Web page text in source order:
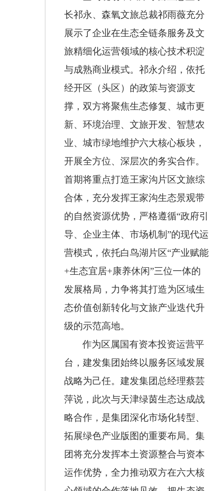
长祁永、森氧文旅总裁祁雨薇充分
展示了企业在生态全链条服务及文
旅精细化运营领域的核心技术积淀
与成熟商业模式。祁永介绍，依托
经开区（头区）的政策与资源支
撑，双方将聚焦生态修复、城市更
新、环境治理、文旅开发、智慧农
业、城市绿地维护六大核心板块，
开展全方位、深层次的务实合作。
首期将重点打造王家沟片区文旅综
合体，充分发挥王家沟生态景观带
的自然资源优势，严格遵循“政府引
导、企业主体、市场机制”的现代运
营模式，依托白鸟湖片区“产业赋能
+生态宜居+康养休闲”三位一体的
发展格局，力争将其打造为区域生
态价值创新转化与文旅产业迭代升
级的示范高地。
作为区属国有资本投资运营平
台，建发集团始终以服务区域发展
战略为己任。建发集团总经理蔡芸
萍说，此次与天津绿茵生态达成战
略合作，是集团深化市场化转型、
拓展绿色产业版图的重要布局。集
团将充分发挥本土资源整合与资本
运作优势，全力推动双方在六大核